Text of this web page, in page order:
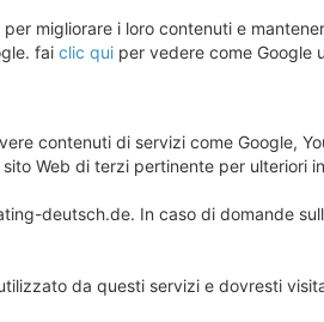
migliorare i loro contenuti e
fai clic qui per vedere come Google
contenuti di servizi come Google,
Web di terzi pertinente per ulteriori
deutsch.de. In caso di domande
da questi servizi e dovresti